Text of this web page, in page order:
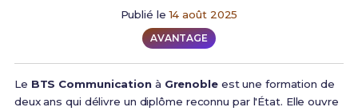
Publié le14 août 2025
AVANTAGE
Le BTS Communicationà Grenobleest une formation de
deux ans qui délivre un diplôme reconnu par l'État. Elle ouvre